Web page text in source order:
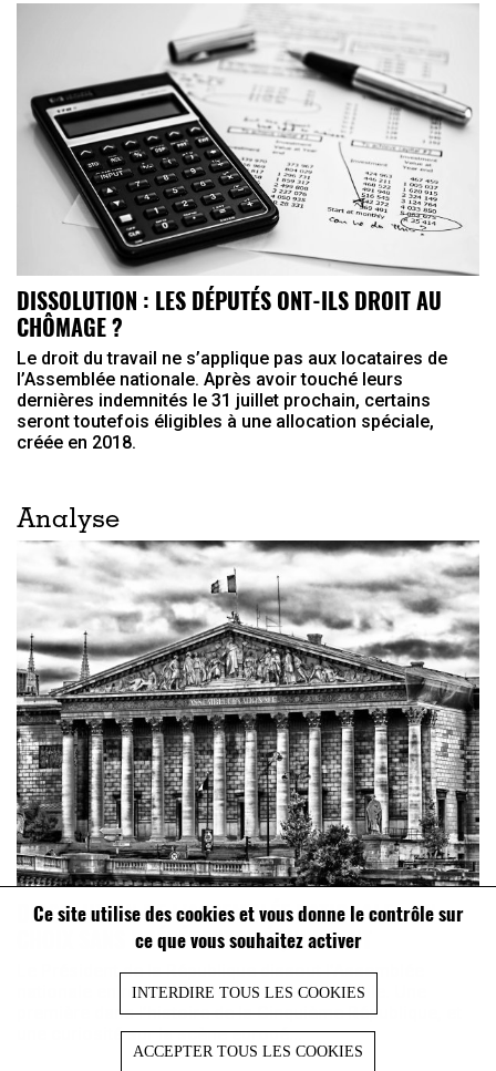
Ce site utilise des cookies et vous donne le contrôle sur
ce que vous souhaitez activer
INTERDIRE TOUS LES COOKIES
ACCEPTER TOUS LES COOKIES
DISSOLUTION : LES DÉPUTÉS ONT-ILS DROIT AU
CHÔMAGE ?
Le droit du travail ne s’applique pas aux locataires de
l’Assemblée nationale. Après avoir touché leurs
dernières indemnités le 31 juillet prochain, certains
seront toutefois éligibles à une allocation spéciale,
créée en 2018.
Analyse
DISSOLUTION DE L’ASSEMBLÉE NATIONALE : UN
CHOIX SANS PRÉCÉDENT NI ÉQUIVALENT
Le Président de la République dissout l’Assemblée
nationale en réaction à une défaite électorale. Une
première dans l’histoire de la Cinquième République, et
une curiosité sur la scène europé...